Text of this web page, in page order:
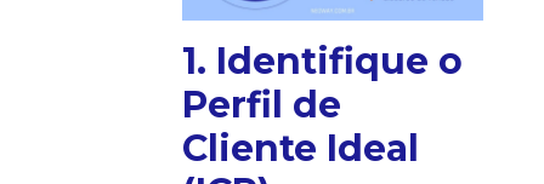
1. Identifique o
Perfil de
Cliente Ideal